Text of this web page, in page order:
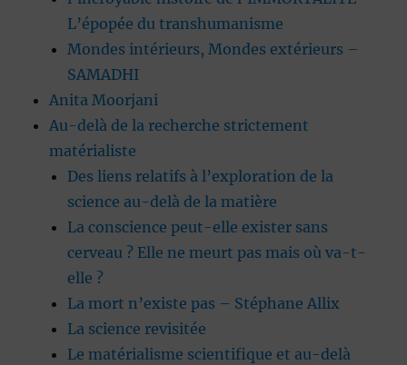
L’épopée du transhumanisme
Mondes intérieurs, Mondes extérieurs –
SAMADHI
Anita Moorjani
Au-delà de la recherche strictement
matérialiste
Des liens relatifs à l’exploration de la
science au-delà de la matière
La conscience peut-elle exister sans
cerveau ? Elle ne meurt pas mais où va-t-
elle ?
La mort n’existe pas – Stéphane Allix
La science revisitée
Le matérialisme scientifique et au-delà